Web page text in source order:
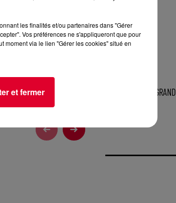
MIX : MANYFEW
MIX : FEDDE LE GRAND
les finalités et/ou partenaires dans "Gérer
Vos préférences ne s'appliqueront que pour
moment via le lien "Gérer les cookies" situé en
et fermer